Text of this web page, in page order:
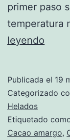
primer paso
temperatura
leyendo
Publicada el 19
Categorizado
Helados
Etiquetado
Cacao amargo,